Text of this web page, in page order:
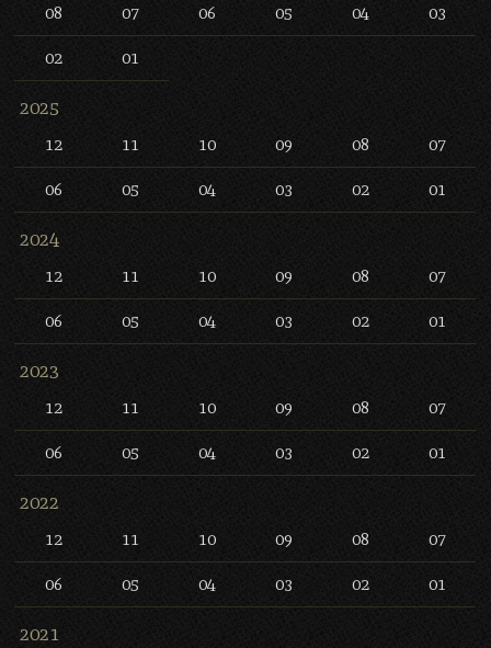
08 07 06 05 04 03
02 01
2025
12 11 10 09 08 07
06 05 04 03 02 01
2024
12 11 10 09 08 07
06 05 04 03 02 01
2023
12 11 10 09 08 07
06 05 04 03 02 01
2022
12 11 10 09 08 07
06 05 04 03 02 01
2021